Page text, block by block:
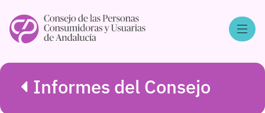
Informes del Consejo